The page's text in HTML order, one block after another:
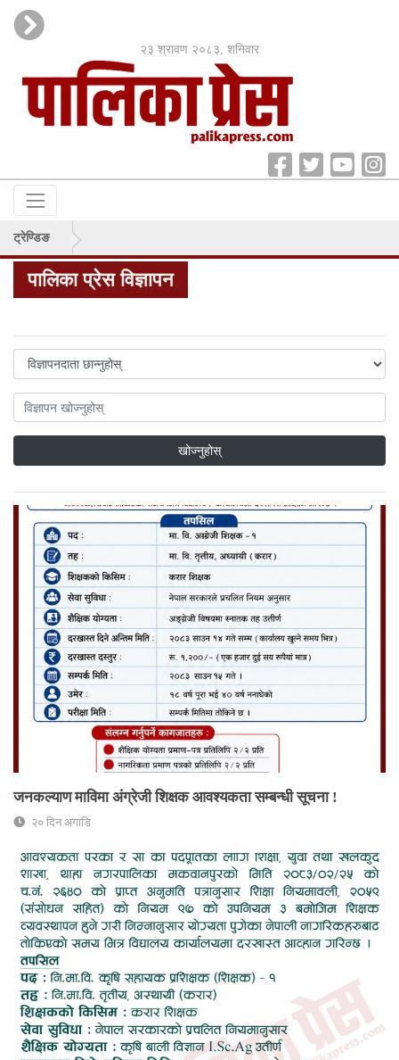
२३ श्रावण २०८३, शनिवार
ट्रेण्डिङ
पालिका प्रेस विज्ञापन
जनकल्याण माविमा अंग्रेजी शिक्षक आवश्यकता सम्बन्धी सूचना !
२० दिन अगाडि